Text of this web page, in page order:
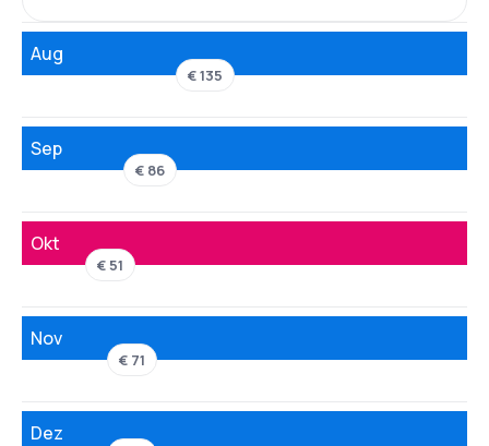
Aug
€ 135
Sep
€ 86
Okt
€ 51
Nov
€ 71
Dez